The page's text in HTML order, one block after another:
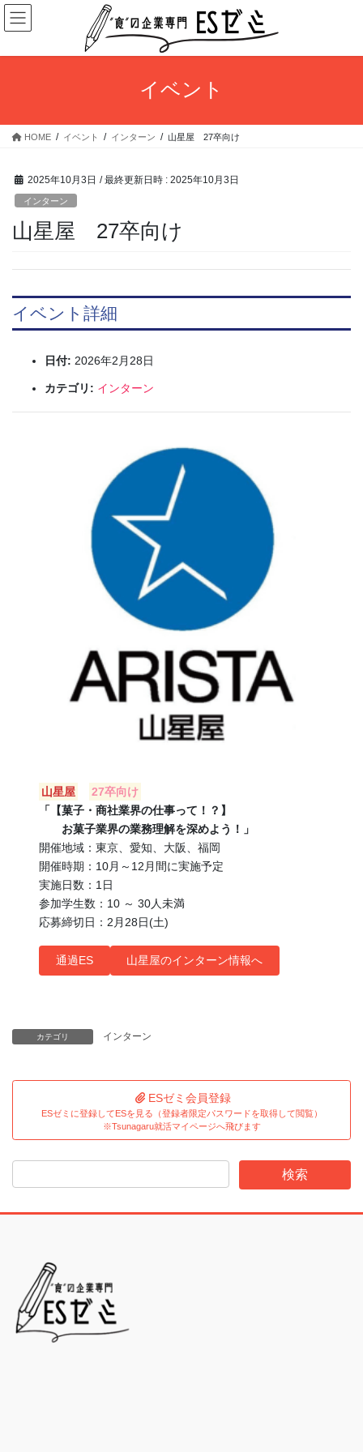
コ
ン
ン
キ
ナ
ビ
ー
に
イベント
HOME イベント インターン 山星屋 27卒向け
2025年10月3日 / 最終更新日時 : 2025年10月3日
インターン
山星屋 27卒向け
イベント詳細
日付: 2026年2月28日
カテゴリ: インターン
山星屋
27卒向け
「【菓子・商社業界の仕事って！？】
お菓子業界の業務理解を深めよう！」
開催地域：東京、愛知、大阪、福岡
開催時期：10月～12月間に実施予定
実施日数：1日
参加学生数：10 ～ 30人未満
応募締切日：2月28日(土)
通過ES 山星屋のインターン情報へ
カテゴリ インターン
ESゼミ会員登録
ESゼミに登録してESを見る（登録者限定パスワードを取得して閲覧）
※Tsunagaru就活マイページへ飛びます